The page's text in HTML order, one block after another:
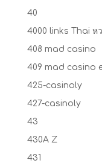
40
4000 links Thai ห
408 mad casino
409 mad casino
425-casinoly
427-casinoly
43
430A Z
431